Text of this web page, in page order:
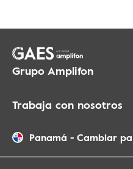
Grupo Amplifon
Trabaja con nosotros
Panamá - Cambiar